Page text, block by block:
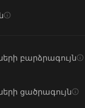
բարձրագույն
ցածրագույն